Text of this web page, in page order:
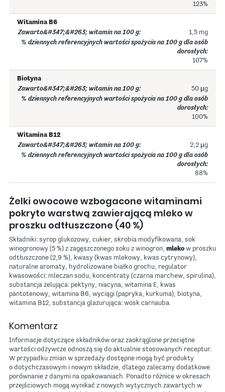
123%
Witamina B6
1,5 mg
107%
Biotyna
50 µg
100%
Witamina B12
2,2 µg
88%
Żelki owocowe wzbogacone witaminami
pokryte warstwą zawierającą mleko w
proszku odtłuszczone (40 %)
Składniki: syrop glukozowy, cukier, skrobia modyfikowana, sok
winogronowy (5 %) z zagęszczonego soku z winogron, mleko w proszku
odtłuszczone (2,9 %), kwasy (kwas mlekowy, kwas cytrynowy),
naturalne aromaty, hydrolizowane białko grochu, regulator
kwasowości: mleczan sodu, koncentraty (czarna marchew, spirulina),
substancja żelująca: pektyny, niacyna, witamina E, kwas
pantotenowy, witamina B6, wyciągi (papryka, kurkuma), biotyna,
witamina B12, substancja glazurująca: wosk carnauba.
Komentarz
Informacje dotyczące składników oraz zaokrąglone przeciętne
wartości odżywcze odnoszą się do aktualnie stosowanych receptur.
W przypadku zmian w sprzedaży dostępne mogą być produkty
o dotychczasowym i nowym składzie, dlatego zalecamy dodatkowe
porównanie z danymi na opakowaniach. Ponadto różnice w okresach
przejściowych mogą wynikać z nowych wytycznych zawartych w